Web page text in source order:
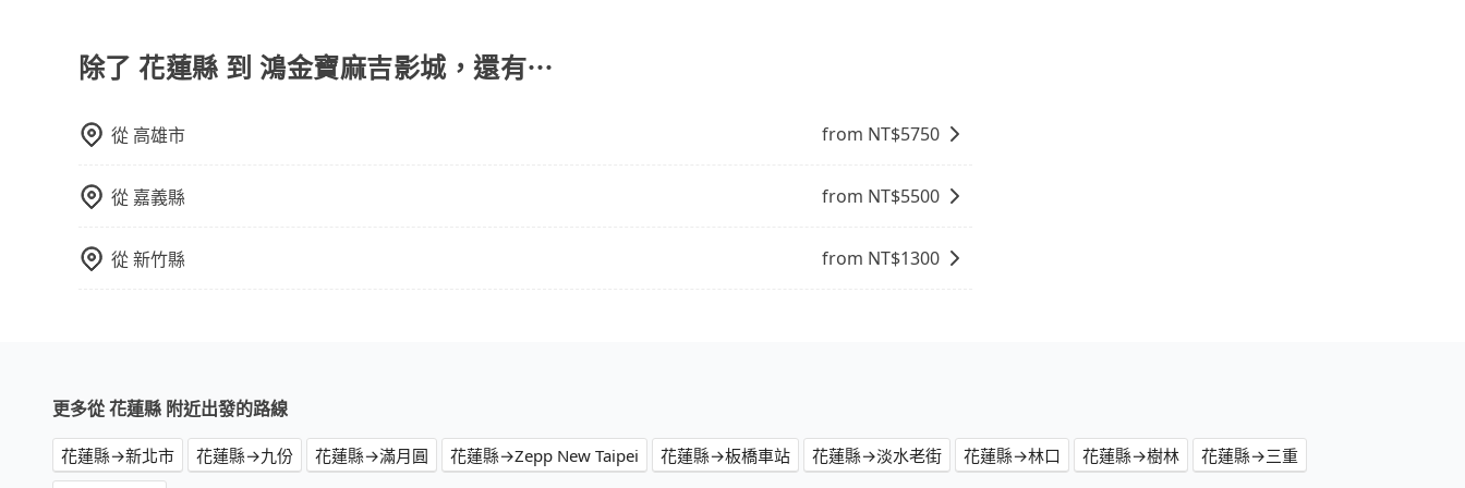
能用更少的司機來服務更多的旅客，意味著使用到不熟悉的司機或者轉單給其他車行的情況比同行更低，如此便
反應在服務品質的控管會更佳。但tripool網站上的價格是動態的，一般來說越早預訂價格越優，且保證前一天中
限單程或來回。
除了 花蓮縣 到 鴻金寶麻吉影城，還有⋯
從 高雄市 from NT$5750
從 嘉義縣 from NT$5500
從新竹縣 from NT$1300
更多從 花蓮縣 附近出發的路線
花蓮縣→新北市 花蓮縣→九份 花蓮縣→滿月圓 花蓮縣→Zepp New Taipei 花蓮縣→板橋車站 花蓮縣→淡水老街 花蓮縣→林口 花蓮縣→樹林
花蓮縣→三重